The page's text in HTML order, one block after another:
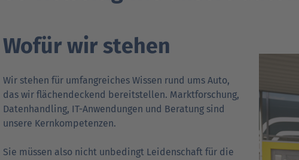
für Kunden
für Kunden
Verträgt mein Auto Super E10-Kraftstoff?
Verträgt mein Auto B10- oder XTL-
Kraftstoff?
Wofür wir stehen
Wir stehen für umfang­reiches Wissen rund ums Auto,
das wir flächen­deckend bereitstellen. Mark­tforschung,
Daten­handling, IT-Anwendungen und Beratung sind
unsere Kern­kompetenzen.
Sie müssen also nicht unbedingt Leiden­schaft für die